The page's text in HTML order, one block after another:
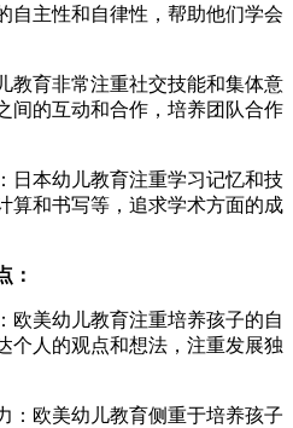
自主性和自律性，帮助他们学会
育非常注重社交技能和集体意
间的互动和合作，培养团队合作
本幼儿教育注重学习记忆和技
算和书写等，追求学术方面的成
：
美幼儿教育注重培养孩子的自
个人的观点和想法，注重发展独
欧美幼儿教育侧重于培养孩子